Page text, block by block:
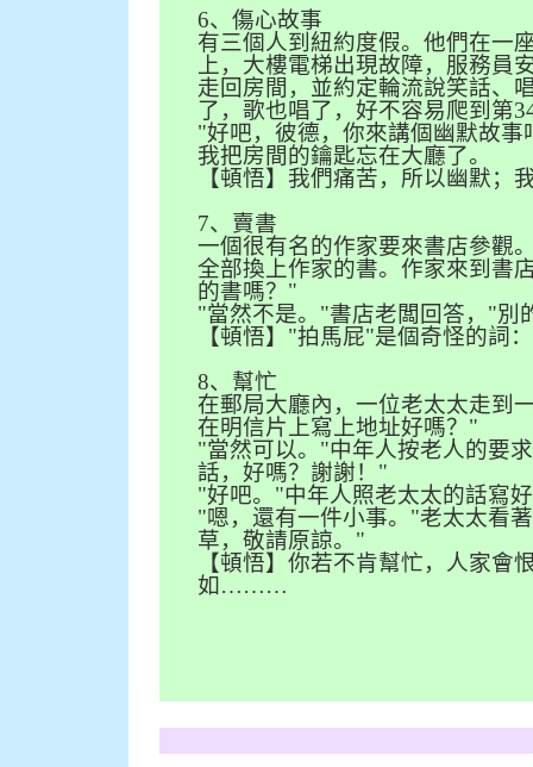
6、傷心故事
有三個人到紐約度假。他們在一
上，大樓電梯出現故障，服務員
走回房間，並約定輪流說笑話、
了，歌也唱了，好不容易爬到第
"好吧，彼德，你來講個幽默故事
我把房間的鑰匙忘在大廳了。
【頓悟】我們痛苦，所以幽默；
7、賣書
一個很有名的作家要來書店參觀
全部換上作家的書。作家來到書
的書嗎？ "
"當然不是。 "書店老闆回答， "別
【頓悟】 "拍馬屁"是個奇怪的詞
8、幫忙
在郵局大廳內，一位老太太走到
在明信片上寫上地址好嗎？ "
"當然可以。 "中年人按老人的要
話，好嗎？謝謝！ "
"好吧。 "中年人照老太太的話寫
"嗯，還有一件小事。 "老太太看
草，敬請原諒。 "
【頓悟】你若不肯幫忙，人家會
如………